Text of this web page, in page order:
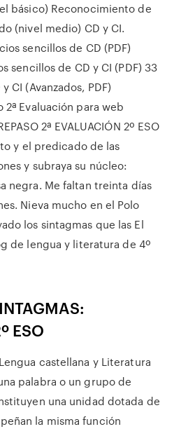
básico) Reconocimiento de
(nivel medio) CD y CI.
sencillos de CD (PDF)
sencillos de CD y CI (PDF) 33
CI (Avanzados, PDF)
2ª Evaluación para web
2ª EVALUACIÓN 2º ESO
y el predicado de las
y subraya su núcleo:
negra. Me faltan treinta días
Nieva mucho en el Polo
los sintagmas que las El
de lengua y literatura de 4º
ESO
castellana y Literatura
palabra o un grupo de
una unidad dotada de
la misma función